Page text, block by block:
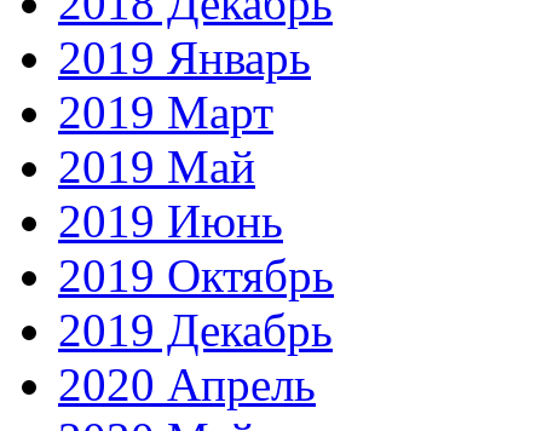
2019 Январь
2019 Март
2019 Май
2019 Июнь
2019 Октябрь
2019 Декабрь
2020 Апрель